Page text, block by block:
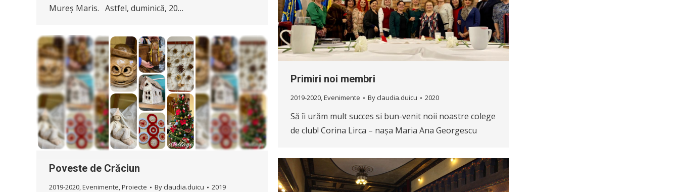
Mureș Maris. Astfel, duminică, 20…
Primiri noi membri
2019-2020,Evenimente By claudia.duicu 2020
Să îi urăm mult succes si bun-venit noii noastre colege
de club! Corina Lirca – nașa Maria Ana Georgescu
Poveste de Crăciun
2019-2020,Evenimente,Proiecte By claudia.duicu 2019